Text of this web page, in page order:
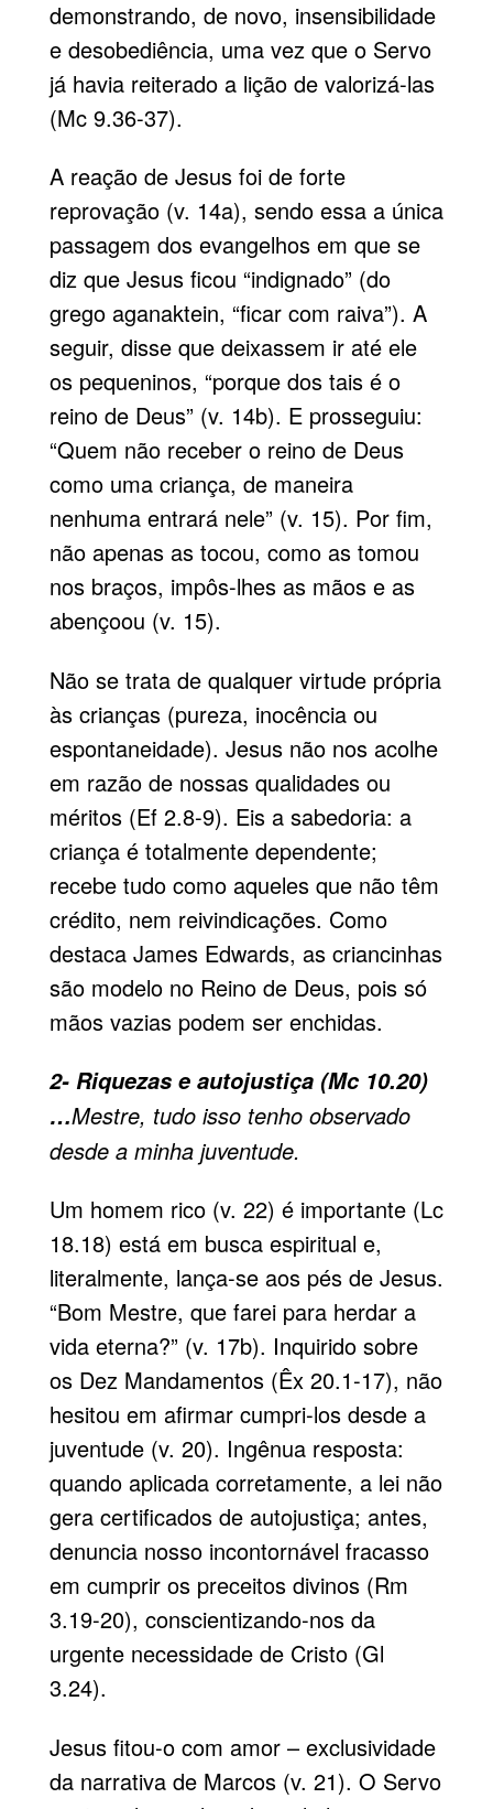
demonstrando, de novo, insensibilidade
e desobediência, uma vez que o Servo
já havia reiterado a lição de valorizá-las
(Mc 9.36-37).
A reação de Jesus foi de forte
reprovação (v. 14a), sendo essa a única
passagem dos evangelhos em que se
diz que Jesus ficou “indignado” (do
grego aganaktein, “ficar com raiva”). A
seguir, disse que deixassem ir até ele
os pequeninos, “porque dos tais é o
reino de Deus” (v. 14b). E prosseguiu:
“Quem não receber o reino de Deus
como uma criança, de maneira
nenhuma entrará nele” (v. 15). Por fim,
não apenas as tocou, como as tomou
nos braços, impôs-lhes as mãos e as
abençoou (v. 15).
Não se trata de qualquer virtude própria
às crianças (pureza, inocência ou
espontaneidade). Jesus não nos acolhe
em razão de nossas qualidades ou
méritos (Ef 2.8-9). Eis a sabedoria: a
criança é totalmente dependente;
recebe tudo como aqueles que não têm
crédito, nem reivindicações. Como
destaca James Edwards, as criancinhas
são modelo no Reino de Deus, pois só
mãos vazias podem ser enchidas.
2- Riquezas e autojustiça (Mc 10.20)
…Mestre, tudo isso tenho observado
desde a minha juventude.
Um homem rico (v. 22) é importante (Lc
18.18) está em busca espiritual e,
literalmente, lança-se aos pés de Jesus.
“Bom Mestre, que farei para herdar a
vida eterna?” (v. 17b). Inquirido sobre
os Dez Mandamentos (Êx 20.1-17), não
hesitou em afirmar cumpri-los desde a
juventude (v. 20). Ingênua resposta:
quando aplicada corretamente, a lei não
gera certificados de autojustiça; antes,
denuncia nosso incontornável fracasso
em cumprir os preceitos divinos (Rm
3.19-20), conscientizando-nos da
urgente necessidade de Cristo (Gl
3.24).
Jesus fitou-o com amor – exclusividade
da narrativa de Marcos (v. 21). O Servo